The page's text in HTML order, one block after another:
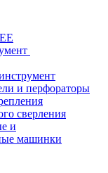
и перфораторы
сверления
и
машинки